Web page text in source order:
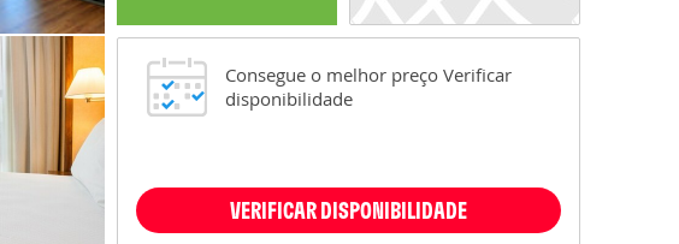
Consegue o melhor preço Verificar
disponibilidade
VERIFICAR DISPONIBILIDADE